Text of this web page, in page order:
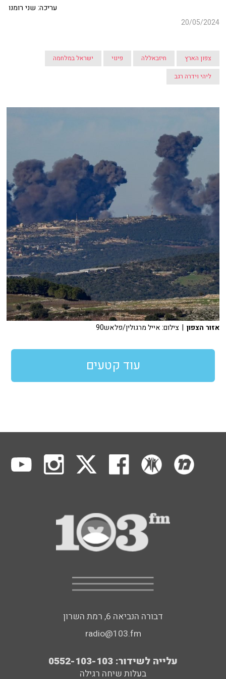
עריכה: שני רומנו
20/05/2024
צפון הארץ חיזבאללה פינוי
ישראל במלחמה
ליהי וידרה רגב
אזור הצפון | צילום: אייל מרגולין/פלאש90
עוד קטעים
דבורה הנביאה 6, רמת השרון
radio@103.fm
עלייה לשידור: 0552-103-103
בעלות שיחה רגילה